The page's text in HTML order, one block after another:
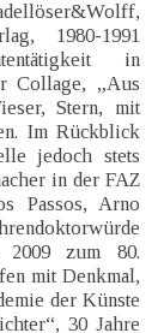
1980-1991
in
Collage, „Aus
Stern, mit
Im Rückblick
jedoch stets
in der FAZ
Passos, Arno
2009 zum 80.
mit Denkmal,
der Künste
30 Jahre